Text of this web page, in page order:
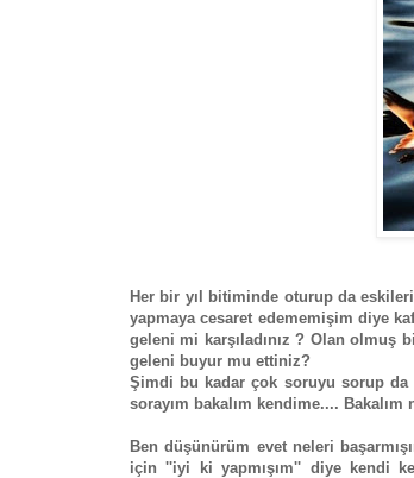
Her bir yıl bitiminde oturup da eskileri
yapmaya cesaret edememişim diye
geleni mi karşıladınız ? Olan olmuş
geleni buyur mu ettiniz?
Şimdi bu kadar çok soruyu sorup da
sorayım bakalım kendime....
Ben düşünürüm evet neleri
için ''iyi ki yapmışım'' diye kendi